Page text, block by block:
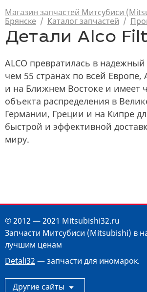
Магазин запчастей Митсубиси
Брянске / Каталог запчастей /
Детали Alco
ALCO превратилась в
чем 55 странах по всей Европе,
и на Ближнем Востоке и имеет
объекта распределения в
Германии, Греции и на Кипре
быстрой и эффективной
миру.
© 2012 — 2021 Mitsubishi32.ru
Запчасти Митсубиси (Mitsubishi) в
лучшим ценам
Detali32 — запчасти для иномарок.
Другие сайты